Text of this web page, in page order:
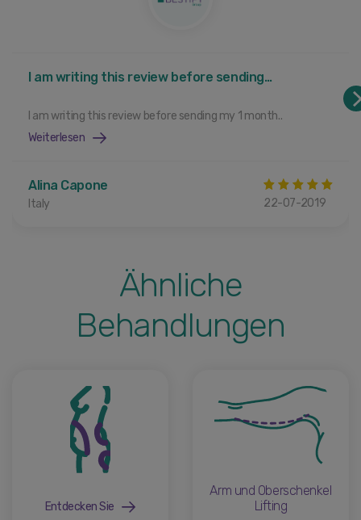
I am writing this review before sending…
I am writing this review before sending my 1 month..
Weiterlesen
Alina Capone
Italy 22-07-2019
Ähnliche
Behandlungen
Entdecken Sie
Arm und Oberschenkel
Lifting